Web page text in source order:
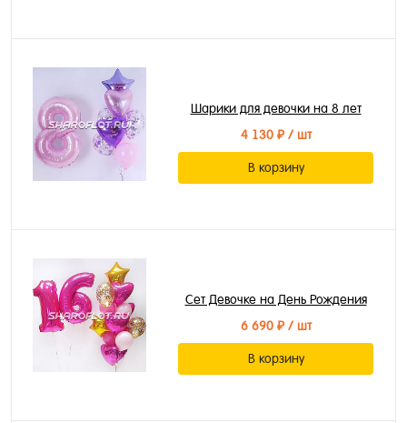
Шарики для девочки на 8 лет
4 130 ₽/ шт
В корзину
Сет Девочке на День Рождения
6 690 ₽/ шт
В корзину